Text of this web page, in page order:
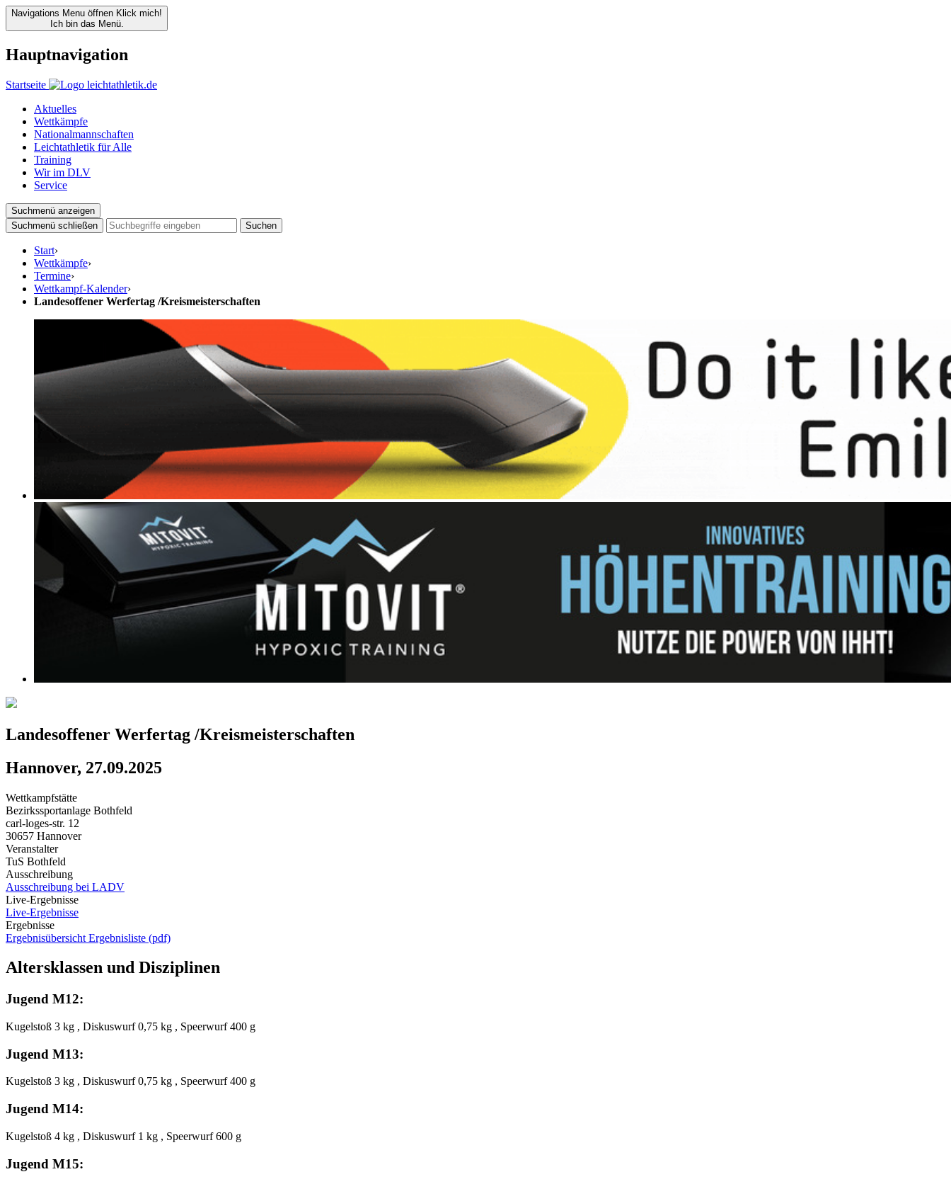
Navigations Menu öffnen Klick mich!
Ich bin das Menü.
Hauptnavigation
Startseite
Aktuelles
Wettkämpfe
Nationalmannschaften
Leichtathletik für Alle
Training
Wir im DLV
Service
Suchmenü anzeigen
Suchmenü schließen
Suchen
Start›
Wettkämpfe›
Termine›
Wettkampf-Kalender›
Landesoffener Werfertag /Kreismeisterschaften
Landesoffener Werfertag /Kreismeisterschaften
Hannover, 27.09.2025
Wettkampfstätte
Bezirkssportanlage Bothfeld
carl-loges-str. 12
30657 Hannover
Veranstalter
TuS Bothfeld
Ausschreibung
Ausschreibung bei LADV
Live-Ergebnisse
Live-Ergebnisse
Ergebnisse
Ergebnisübersicht Ergebnisliste (pdf)
Altersklassen und Disziplinen
Jugend M12:
Kugelstoß 3 kg , Diskuswurf 0,75 kg , Speerwurf 400 g
Jugend M13:
Kugelstoß 3 kg , Diskuswurf 0,75 kg , Speerwurf 400 g
Jugend M14:
Kugelstoß 4 kg , Diskuswurf 1 kg , Speerwurf 600 g
Jugend M15: